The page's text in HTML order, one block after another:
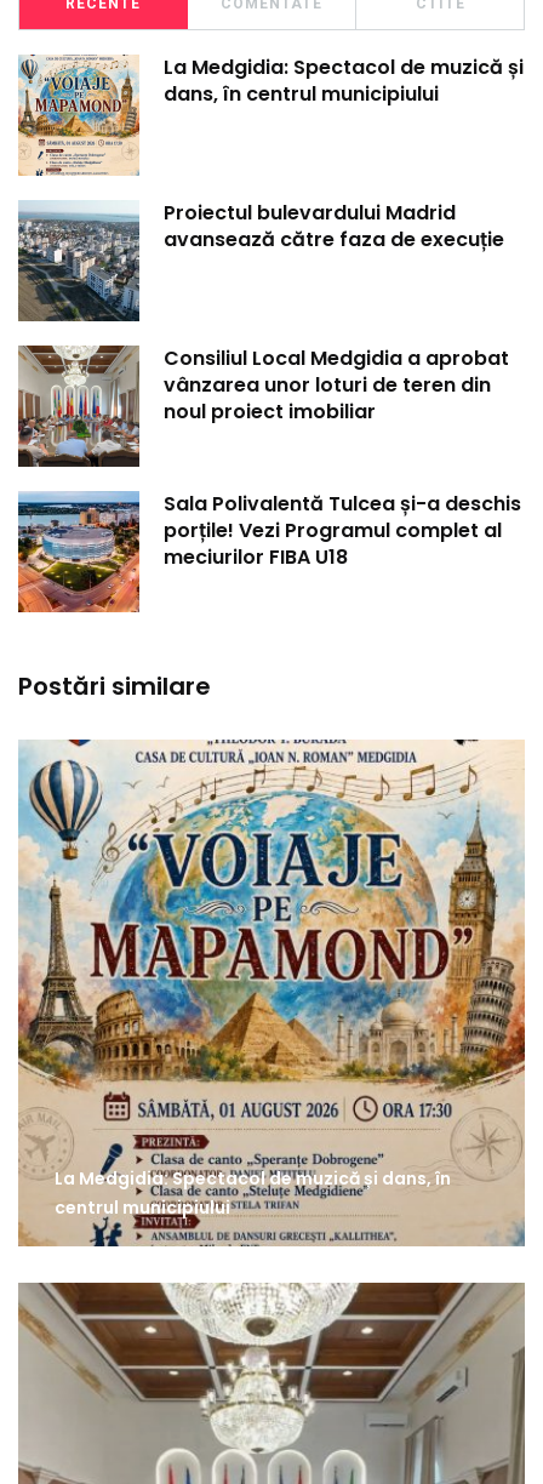
RECENTE COMENTATE CTITE
La Medgidia: Spectacol de muzică și
dans, în centrul municipiului
Proiectul bulevardului Madrid
avansează către faza de execuție
Consiliul Local Medgidia a aprobat
vânzarea unor loturi de teren din
noul proiect imobiliar
Sala Polivalentă Tulcea și-a deschis
porțile! Vezi Programul complet al
meciurilor FIBA U18
Postări similare
La Medgidia: Spectacol de muzică și dans, în
centrul municipiului